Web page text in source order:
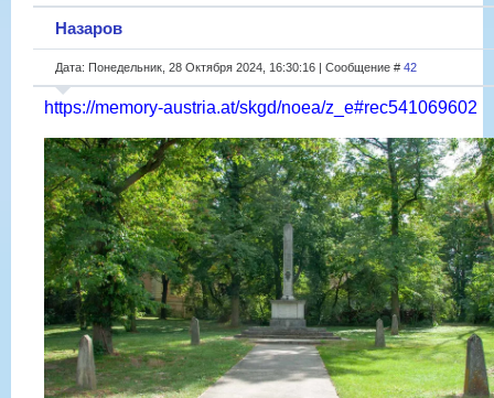
Назаров
Дата: Понедельник, 28 Октября 2024, 16:30:16 | Сообщение # 42
https://memory-austria.at/skgd/noea/z_e#rec541069602